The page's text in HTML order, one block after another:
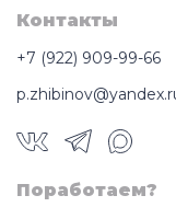
Контакты
+7 (922) 909-99-66
Поработаем?